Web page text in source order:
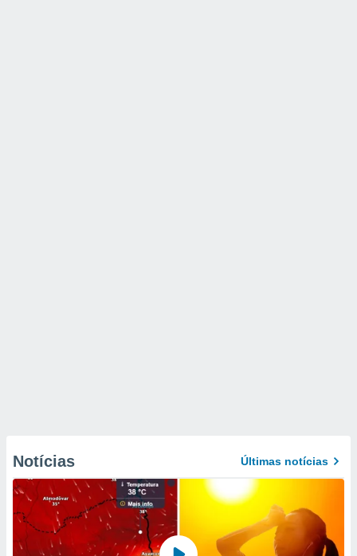
Notícias Últimas notícias